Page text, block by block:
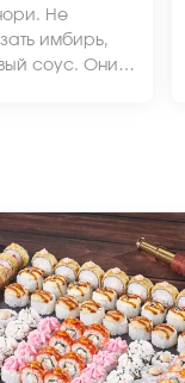
Не
имбирь,
соус. Они